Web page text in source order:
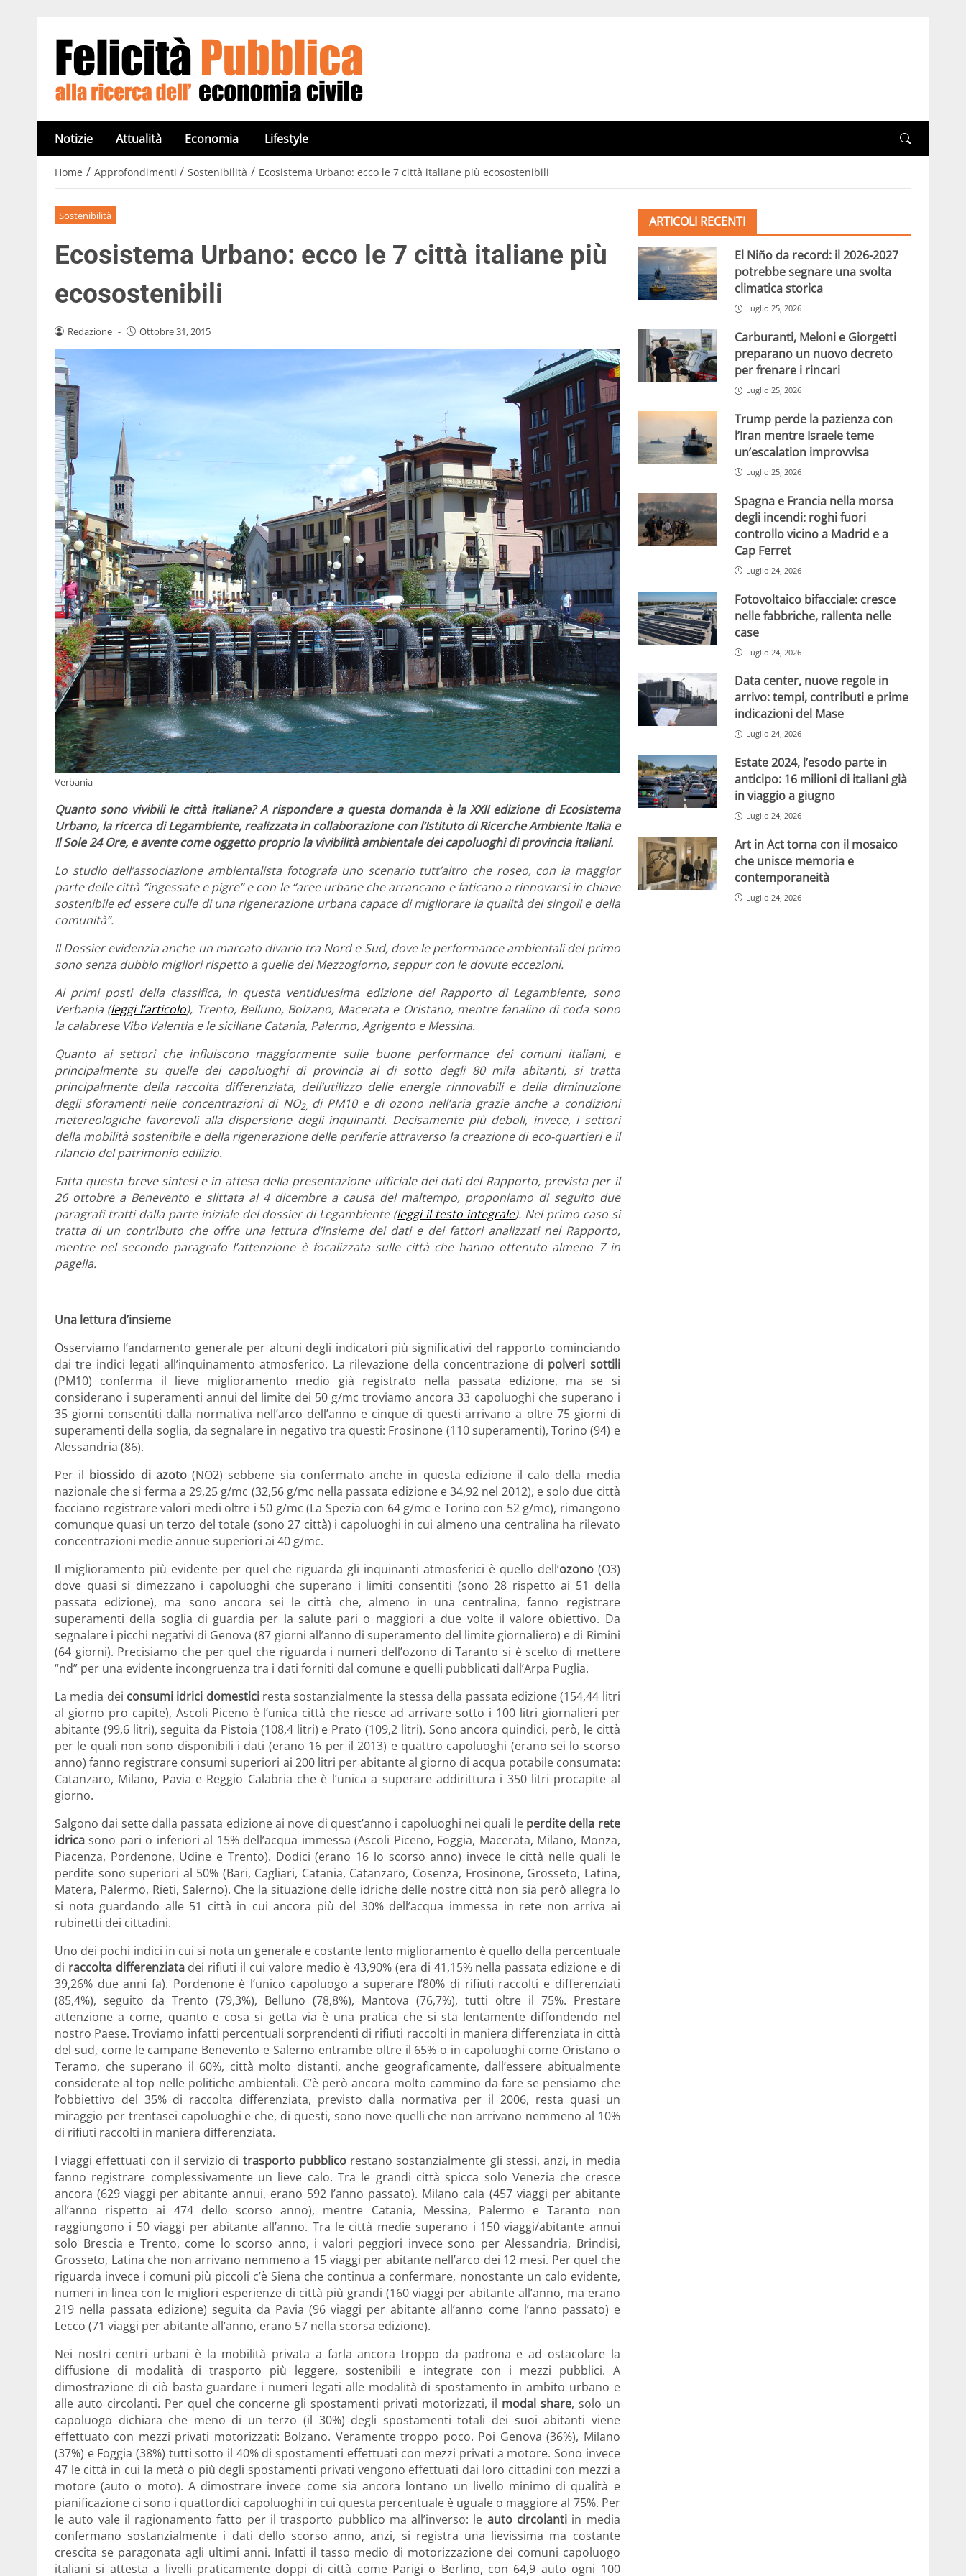
Notizie Attualità Economia Lifestyle
Home / Approfondimenti / Sostenibilità / Ecosistema Urbano: ecco le 7 città italiane più ecosostenibili
Sostenibilità
Ecosistema Urbano: ecco le 7 città italiane più
ecosostenibili
Redazione - Ottobre 31, 2015
Verbania
Quanto sono vivibili le città italiane? A rispondere a questa domanda è la XXII edizione di Ecosistema
Urbano, la ricerca di Legambiente, realizzata in collaborazione con l’Istituto di Ricerche Ambiente Italia e
Il Sole 24 Ore, e avente come oggetto proprio la vivibilità ambientale dei capoluoghi di provincia italiani.
Lo studio dell’associazione ambientalista fotografa uno scenario tutt’altro che roseo, con la maggior
parte delle città “ingessate e pigre” e con le “aree urbane che arrancano e faticano a rinnovarsi in chiave
sostenibile ed essere culle di una rigenerazione urbana capace di migliorare la qualità dei singoli e della
comunità”.
Il Dossier evidenzia anche un marcato divario tra Nord e Sud, dove le performance ambientali del primo
sono senza dubbio migliori rispetto a quelle del Mezzogiorno, seppur con le dovute eccezioni.
Ai primi posti della classifica, in questa ventiduesima edizione del Rapporto di Legambiente, sono
Verbania (leggi l’articolo), Trento, Belluno, Bolzano, Macerata e Oristano, mentre fanalino di coda sono
la calabrese Vibo Valentia e le siciliane Catania, Palermo, Agrigento e Messina.
Quanto ai settori che influiscono maggiormente sulle buone performance dei comuni italiani, e
principalmente su quelle dei capoluoghi di provincia al di sotto degli 80 mila abitanti, si tratta
principalmente della raccolta differenziata, dell’utilizzo delle energie rinnovabili e della diminuzione
degli sforamenti nelle concentrazioni di NO2, di PM10 e di ozono nell’aria grazie anche a condizioni
metereologiche favorevoli alla dispersione degli inquinanti. Decisamente più deboli, invece, i settori
della mobilità sostenibile e della rigenerazione delle periferie attraverso la creazione di eco-quartieri e il
rilancio del patrimonio edilizio.
Fatta questa breve sintesi e in attesa della presentazione ufficiale dei dati del Rapporto, prevista per il
26 ottobre a Benevento e slittata al 4 dicembre a causa del maltempo, proponiamo di seguito due
paragrafi tratti dalla parte iniziale del dossier di Legambiente (leggi il testo integrale). Nel primo caso si
tratta di un contributo che offre una lettura d’insieme dei dati e dei fattori analizzati nel Rapporto,
mentre nel secondo paragrafo l’attenzione è focalizzata sulle città che hanno ottenuto almeno 7 in
pagella.
Una lettura d’insieme
Osserviamo l’andamento generale per alcuni degli indicatori più significativi del rapporto co­minciando
dai tre indici legati all’inquinamento atmosferico. La rilevazione della concentrazione di polveri sottili
(PM10) conferma il lieve miglioramento medio già registrato nella passata edi­zione, ma se si
considerano i superamenti annui del limite dei 50 g/mc troviamo ancora 33 capoluoghi che superano i
35 giorni consentiti dalla normativa nell’arco dell’anno e cinque di questi arrivano a oltre 75 giorni di
superamenti della soglia, da segnalare in negativo tra questi: Frosinone (110 superamenti), Torino (94) e
Alessandria (86).
Per il biossido di azoto(NO2) sebbene sia confermato anche in questa edizione il calo della media
nazionale che si ferma a 29,25 g/mc (32,56 g/mc nella passata edizione e 34,92 nel 2012), e solo due città
facciano registrare valori medi oltre i 50 g/mc (La Spezia con 64 g/mc e Torino con 52 g/mc), rimangono
comunque quasi un terzo del totale (sono 27 città) i capoluoghi in cui almeno una centralina ha rilevato
concentrazioni medie annue superiori ai 40 g/mc.
Il miglioramento più evidente per quel che riguarda gli inquinanti atmosferici è quello dell’ozono(O3)
dove quasi si dimezzano i capoluoghi che superano i limiti consentiti (sono 28 rispetto ai 51 della
passata edizione), ma sono ancora sei le città che, almeno in una centralina, fanno registrare
superamenti della soglia di guardia per la salute pari o maggiori a due volte il valore obiettivo. Da
segnalare i picchi negativi di Genova (87 giorni all’anno di superamento del limite giornaliero) e di Rimini
(64 giorni). Precisiamo che per quel che riguarda i numeri dell’ozono di Taranto si è scelto di mettere
“nd” per una evidente incongruenza tra i dati forniti dal comune e quelli pubblicati dall’Arpa Puglia.
La media dei consumi idrici domesticiresta sostanzialmente la stessa della passata edizione (154,44 litri
al giorno pro capite), Ascoli Piceno è l’unica città che riesce ad arrivare sotto i 100 litri giornalieri per
abitante (99,6 litri), seguita da Pistoia (108,4 litri) e Prato (109,2 litri). Sono ancora quindici, però, le città
per le quali non sono disponibili i dati (erano 16 per il 2013) e quattro capoluoghi (erano sei lo scorso
anno) fanno registrare consumi superiori ai 200 litri per abitante al giorno di acqua potabile consumata:
Catanzaro, Milano, Pavia e Reggio Calabria che è l’unica a superare addirittura i 350 litri procapite al
giorno.
Salgono dai sette dalla passata edizione ai nove di quest’anno i capoluoghi nei quali le perdite della rete
idrica sono pari o inferiori al 15% dell’acqua immessa (Ascoli Piceno, Foggia, Mace­rata, Milano, Monza,
Piacenza, Pordenone, Udine e Trento). Dodici (erano 16 lo scorso anno) invece le città nelle quali le
perdite sono superiori al 50% (Bari, Cagliari, Catania, Catanzaro, Cosenza, Frosinone, Grosseto, Latina,
Matera, Palermo, Rieti, Salerno). Che la situazione delle idriche delle nostre città non sia però allegra lo
si nota guardando alle 51 città in cui ancora più del 30% dell’acqua immessa in rete non arriva ai
rubinetti dei cittadini.
Uno dei pochi indici in cui si nota un generale e costante lento miglioramento è quello della per­centuale
di raccolta differenziatadei rifiuti il cui valore medio è 43,90% (era di 41,15% nella passata edizione e di
39,26% due anni fa). Pordenone è l’unico capoluogo a superare l’80% di rifiuti raccolti e differenziati
(85,4%), seguito da Trento (79,3%), Belluno (78,8%), Mantova (76,7%), tutti oltre il 75%. Prestare
attenzione a come, quanto e cosa si getta via è una pratica che si sta lentamente diffondendo nel
nostro Paese. Troviamo infatti percentuali sorprendenti di rifiuti raccolti in maniera differenziata in città
del sud, come le campane Benevento e Salerno entrambe oltre il 65% o in capoluoghi come Oristano o
Teramo, che superano il 60%, città mol­to distanti, anche geograficamente, dall’essere abitualmente
considerate al top nelle politiche ambientali. C’è però ancora molto cammino da fare se pensiamo che
l’obbiettivo del 35% di raccolta differenziata, previsto dalla normativa per il 2006, resta quasi un
miraggio per trentasei capoluoghi e che, di questi, sono nove quelli che non arrivano nemmeno al 10%
di rifiuti raccolti in maniera differenziata.
I viaggi effettuati con il servizio di trasporto pubblicorestano sostanzialmente gli stessi, anzi, in media
fanno registrare complessivamente un lieve calo. Tra le grandi città spicca solo Venezia che cresce
ancora (629 viaggi per abitante annui, erano 592 l’anno passato). Milano cala (457 viaggi per abitante
all’anno rispetto ai 474 dello scorso anno), mentre Catania, Messina, Palermo e Taranto non
raggiungono i 50 viaggi per abitante all’anno. Tra le città medie supe­rano i 150 viaggi/abitante annui
solo Brescia e Trento, come lo scorso anno, i valori peggiori invece sono per Alessandria, Brindisi,
Grosseto, Latina che non arrivano nemmeno a 15 viaggi per abitante nell’arco dei 12 mesi. Per quel che
riguarda invece i comuni più piccoli c’è Siena che continua a confermare, nonostante un calo evidente,
numeri in linea con le migliori esperien­ze di città più grandi (160 viaggi per abitante all’anno, ma erano
219 nella passata edizione) seguita da Pavia (96 viaggi per abitante all’anno come l’anno passato) e
Lecco (71 viaggi per abitante all’anno, erano 57 nella scorsa edizione).
Nei nostri centri urbani è la mobilità privata a farla ancora troppo da padrona e ad ostacolare la
diffusione di modalità di trasporto più leggere, sostenibili e integrate con i mezzi pubblici. A
dimostrazione di ciò basta guardare i numeri legati alle modalità di spostamento in ambito urbano e
alle auto circolanti. Per quel che concerne gli spostamenti privati motorizzati, il modal share, solo un
capoluogo dichiara che meno di un terzo (il 30%) degli spostamenti totali dei suoi abitanti viene
effettuato con mezzi privati motorizzati: Bolzano. Veramente troppo poco. Poi Genova (36%), Milano
(37%) e Foggia (38%) tutti sotto il 40% di spostamenti effettuati con mezzi privati a motore. Sono invece
47 le città in cui la metà o più degli spostamenti privati vengono effettuati dai loro cittadini con mezzi a
motore (auto o moto). A dimostrare invece come sia ancora lontano un livello minimo di qualità e
pianificazione ci sono i quattordici capoluoghi in cui questa percentuale è uguale o maggiore al 75%. Per
le auto vale il ragionamento fatto per il trasporto pubblico ma all’inverso: le auto circolanti in media
confermano sostanzialmente i dati dello scorso anno, anzi, si registra una lievissima ma costante
crescita se paragonata agli ultimi anni. Infatti il tasso medio di motorizzazione dei comuni capoluogo
italiani si attesta a livelli praticamente doppi di città come Parigi o Berlino, con 64,9 auto ogni 100
ARTICOLI RECENTI
El Niño da record: il 2026-2027
potrebbe segnare una svolta
climatica storica
Luglio 25, 2026
Carburanti, Meloni e Giorgetti
preparano un nuovo decreto
per frenare i rincari
Luglio 25, 2026
Trump perde la pazienza con
l’Iran mentre Israele teme
un’escalation improvvisa
Luglio 25, 2026
Spagna e Francia nella morsa
degli incendi: roghi fuori
controllo vicino a Madrid e a
Cap Ferret
Luglio 24, 2026
Fotovoltaico bifacciale: cresce
nelle fabbriche, rallenta nelle
case
Luglio 24, 2026
Data center, nuove regole in
arrivo: tempi, contributi e prime
indicazioni del Mase
Luglio 24, 2026
Estate 2024, l’esodo parte in
anticipo: 16 milioni di italiani già
in viaggio a giugno
Luglio 24, 2026
Art in Act torna con il mosaico
che unisce memoria e
contemporaneità
Luglio 24, 2026